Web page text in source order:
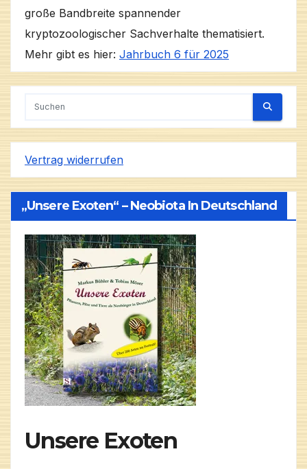
große Bandbreite spannender
kryptozoologischer Sachverhalte thematisiert.
Mehr gibt es hier: Jahrbuch 6 für 2025
Vertrag widerrufen
„Unsere Exoten“ – Neobiota In Deutschland
Unsere Exoten